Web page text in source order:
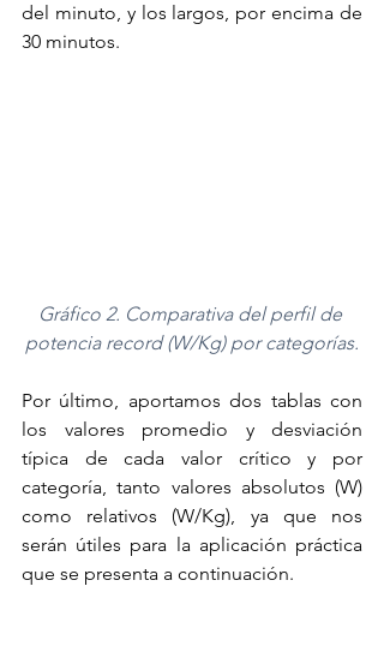
del minuto, y los largos, por encima de
30 minutos.
Gráfico 2. Comparativa del perfil de
potencia record (W/Kg) por categorías.
Por último, aportamos dos tablas con
los valores promedio y desviación
típica de cada valor crítico y por
categoría, tanto valores absolutos (W)
como relativos (W/Kg), ya que nos
serán útiles para la aplicación práctica
que se presenta a continuación.